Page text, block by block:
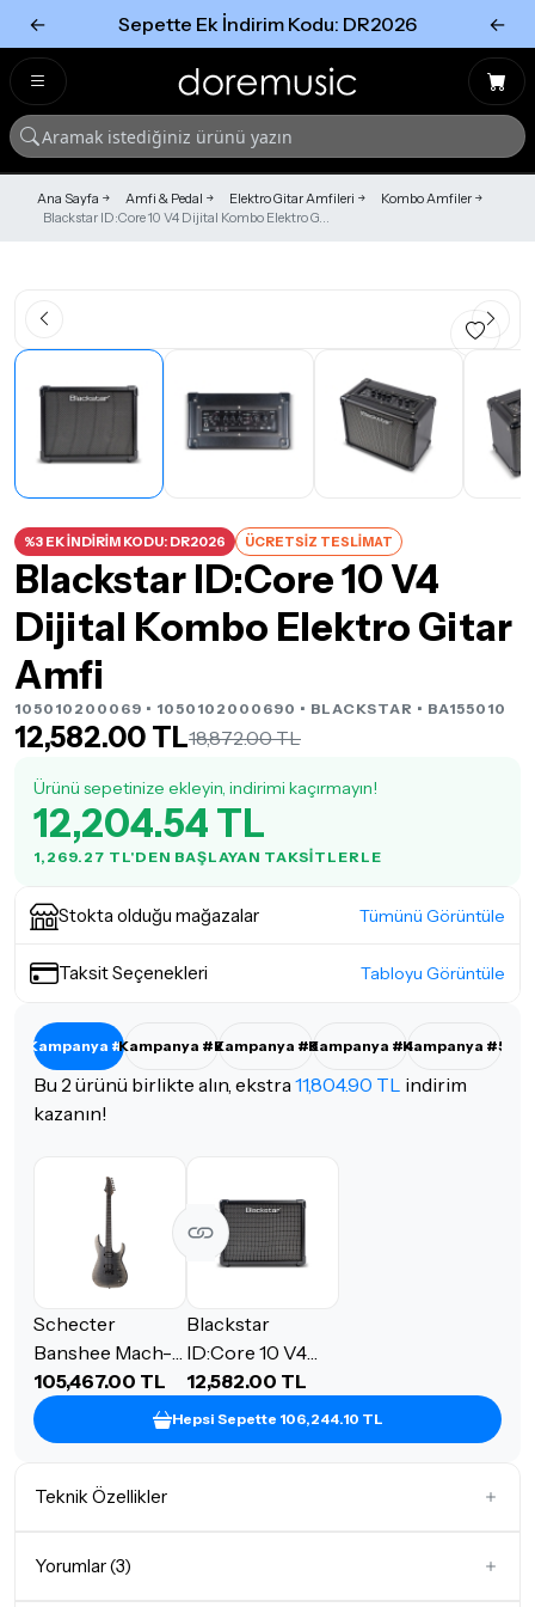
← Sepette Ek İndirim Kodu: DR2026 ←
Ana Sayfa Amfi & Pedal Elektro Gitar Amfileri
Kombo Amfiler
Blackstar ID:Core 10 V4 Dijital Kombo Elektro G...
%3 EK İNDİRİM KODU: DR2026 ÜCRETSİZ TESLİMAT
Blackstar ID:Core 10 V4
Dijital Kombo Elektro Gitar
Amfi
105010200069 • 1050102000690 • BLACKSTAR • BA155010
12,582.00 TL18,872.00 TL
Ürünü sepetinize ekleyin, indirimi kaçırmayın!
12,204.54 TL
1,269.27 TL'DEN BAŞLAYAN TAKSITLERLE
Stokta olduğu mağazalar Tümünü Görüntüle
Taksit Seçenekleri Tabloyu Görüntüle
Kampanya #1Kampanya #2Kampanya #3Kampanya #4Kampanya #5
Bu 2 ürünü birlikte alın, ekstra11,804.90 TL indirim
kazanın!
Schecter
Banshee Mach-6
Elektro Gitar
(Fallout Burst)
105,467.00 TL
Blackstar
ID:Core 10 V4
Dijital Kombo
Elektro Gitar
Amfi
12,582.00 TL
Hepsi Sepette 106,244.10 TL
Teknik Özellikler
Yorumlar (3)
Tümünü Gör
Tümünü gör